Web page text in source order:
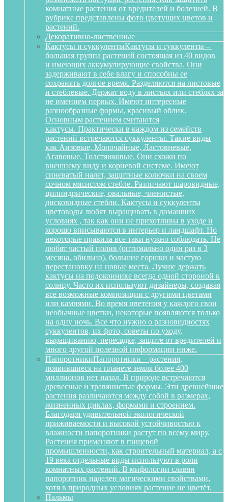
комнатные растения от вредителей и болезней. В
рубрике представлены фото цветущих цветов и
растений.
Декоративно-лиственные
Кактусы и суккулентыКактусы и суккуленты –
большая группа растений состоящая из 40 видов
и имеющих аккумулирующие свойства. Они
задерживают в себе влагу и способны ее
сохранять долгое время. Разделяются на листовые
и стеблевые. Держат воду в листьях или стеблях за
не имением первых. Имеют интересные
разнообразные формы, красивый облик.
Основным растением считаются
кактусы. Практически в каждом из семейств
растений встречаются суккуленты. Такие виды
как Аизовые, Молочайные, Ластовневые,
Агавовые, Толстянковые. Они схожи по
внешнему виду и корневой системе. Имеют
синеватый налет, защитные колючки на своем
сочном мясистом стебле. Различают шаровидные,
цилиндрические, овальные, членистые,
дисковидные стебли. Кактусы и суккуленты
цветоводы любят выращивать в домашних
условиях , так как они не прихотливы в уходе и
хорошо вписываются в интерьер и ландшафт. Но
некоторые правила все таки нужно соблюдать. Не
любят частый полив (оптимально один раз в 3
месяца, обильно), большие горшки и частую
перестановку на новые места. Лучше держать
кактусы на подоконнике всегда одной стороной к
солнцу. Часто их используют дизайнеры, создавая
все возможные композиции с другими цветами
или камнями. Во время цветения у каждого свои
необычные цветки, некоторые появляются только
на одну ночь. Все что нужно о разновидностях
суккулентов, их фото, советы по уходу,
выращиванию, пересадке, защите от вредителей и
много другой полезной информации ниже.
ПапоротникиПапоротники – растения,
появившиеся на планете земля более 400
миллионов нет назад. В природе встречаются
древесные и травянистые формы. Эти древнейшие
растения различаются между собой в размерах,
жизненных циклах, формами и строением.
Благодаря удивительной экологической
приживаемости и высокой устойчивостью к
влажности папоротники растут по всему миру.
Растения применяют в пищевой
промышленности, как строительный материал, а с
19 века отдельные виды используют в роли
комнатных растений. В мифологии славян
папоротник наделен магическими свойствами,
хотя в природных условиях растение не цветёт.
Пальмы